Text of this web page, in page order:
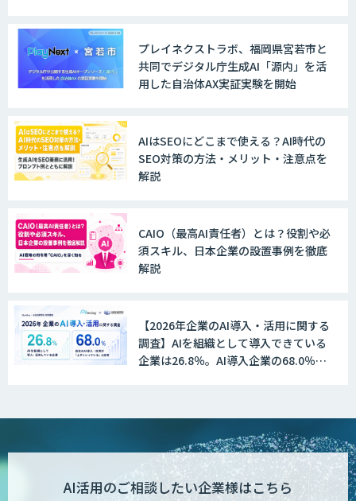
TERAS AIカメラソリューション
AI・DXコンサルティング伴走支援サービ
ス
FUNNELシリーズ
AI受託開発（データ分析・画像認識）
析総合ソリューション
プレイネクストラボ、福岡県宮若市と
共同でデジタル庁生成AI「源内」を活
用した自治体AX実証実験を開始
AIはSEOにどこまで使える？AI時代の
SEO対策の方法・メリット・注意点を
解説
CAIO（最高AI責任者）とは？役割や必
須スキル、日本企業の設置事例を徹底
解説
【2026年企業のAI導入・活用に関する
調査】AIを組織として導入できている
企業は26.8％。AI導入企業の68.0％
AI活用のご相談したい企業様はこちら